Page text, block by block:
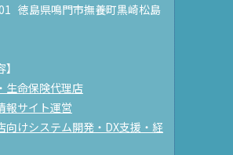
徳島県鳴門市撫養町黒崎松島
生命保険代理店
報サイト運営
向けシステム開発・DX支援・経